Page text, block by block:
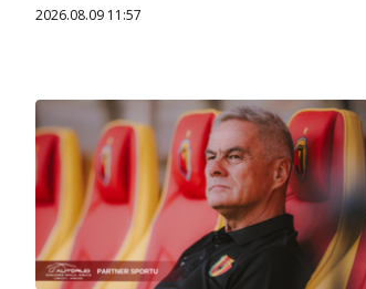
2026.08.09 11:57